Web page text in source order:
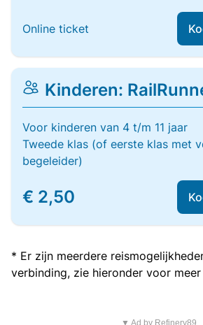
Online ticket
Kinderen:
Voor kinderen van 4 t/m 11 jaar
Tweede klas (of eerste klas met
begeleider)
€ 2,50
* Er zijn meerdere
verbinding, zie hieronder voor
▼ Ad by Refinery89